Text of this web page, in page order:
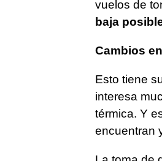
vuelos de
baja
Cambios
Esto tiene
interesa
térmica. Y
encuentran